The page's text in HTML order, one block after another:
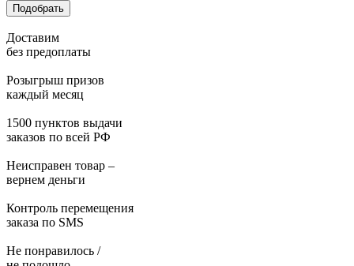
Подобрать
Доставим
без предоплаты
Розыгрыш призов
каждый месяц
1500 пунктов выдачи
заказов по всей РФ
Неисправен товар –
вернем деньги
Контроль перемещения
заказа по SMS
Не понравилось /